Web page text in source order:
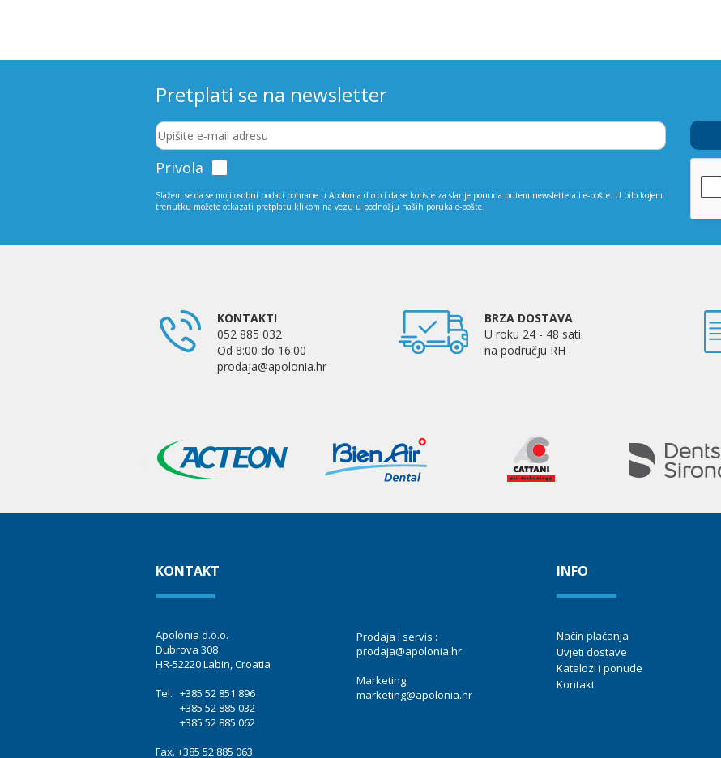
Pretplati se na newsletter
Privola
Slažem se da se moji osobni podaci pohrane u Apolonia d.o.o i da se koriste za slanje ponuda putem newslettera i e-pošte. U bilo kojem
trenutku možete otkazati pretplatu klikom na vezu u podnožju naših poruka e-pošte.
KONTAKTI
052 885 032
Od 8:00 do 16:00
prodaja@apolonia.hr
BRZA DOSTAVA
U roku 24 - 48 sati
na području RH
KONTAKT
Apolonia d.o.o.
Dubrova 308
HR-52220 Labin, Croatia
Tel. +385 52 851 896
+385 52 885 032
+385 52 885 062
Fax. +385 52 885 063
Prodaja i servis :
prodaja@apolonia.hr
Marketing:
marketing@apolonia.hr
INFO
Način plaćanja
Uvjeti dostave
Katalozi i ponude
Kontakt